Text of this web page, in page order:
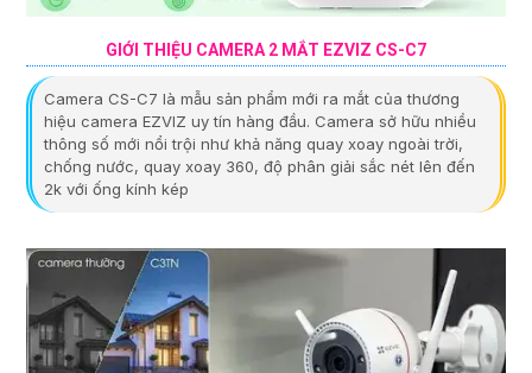
GIỚI THIỆU CAMERA 2 MẮT EZVIZ CS-C7
Camera CS-C7 là mẫu sản phẩm mới ra mắt của thương
hiệu camera EZVIZ uy tín hàng đầu. Camera sở hữu nhiều
thông số mới nổi trội như khả năng quay xoay ngoài trời,
chống nước, quay xoay 360, độ phân giải sắc nét lên đến
2k với ống kính kép